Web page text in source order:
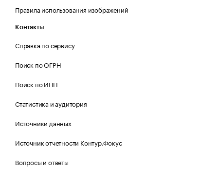
Правила использования изображений
Контакты
Справка по сервису
Поиск по ОГРН
Поиск по ИНН
Статистика и аудитория
Источники данных
Источник отчетности Контур.Фокус
Вопросы и ответы